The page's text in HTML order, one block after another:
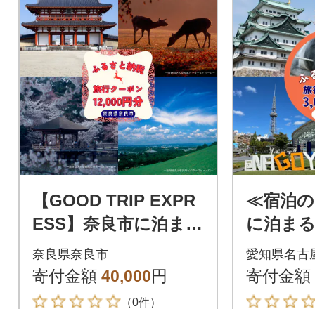
【GOOD TRIP EXPR
ESS】奈良市に泊まる
旅行クーポン【12,000
円分】
奈良県奈良市
寄付金額 40,000円
（0件）
≪宿泊
に泊ま
税旅行
0円分】
愛知県名古
寄付金額